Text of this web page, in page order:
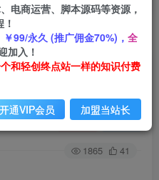
法，只需复制粘贴，
关注 私信
1865 41
电商运营、脚本源码等资源，
￥99/永久 (推广佣金70%)， 全
加入！
和轻创终点站一样的知识付费
开通VIP会员 加盟当站长